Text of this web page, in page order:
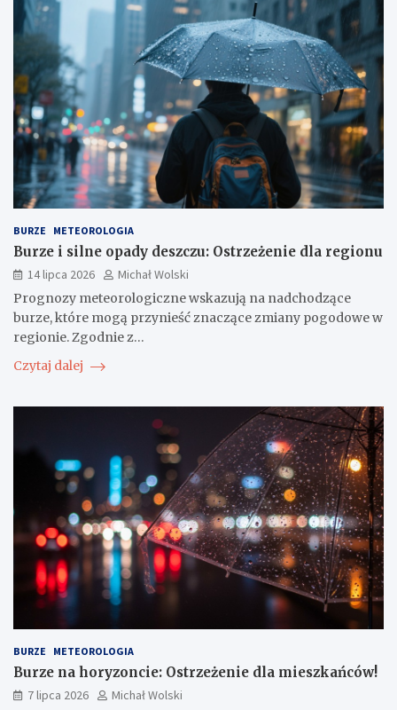
BURZE METEOROLOGIA
Burze i silne opady deszczu: Ostrzeżenie dla regionu
14 lipca 2026
Michał Wolski
Prognozy meteorologiczne wskazują na nadchodzące
burze, które mogą przynieść znaczące zmiany pogodowe w
regionie. Zgodnie z…
Czytaj dalej
BURZE METEOROLOGIA
Burze na horyzoncie: Ostrzeżenie dla mieszkańców!
7 lipca 2026
Michał Wolski